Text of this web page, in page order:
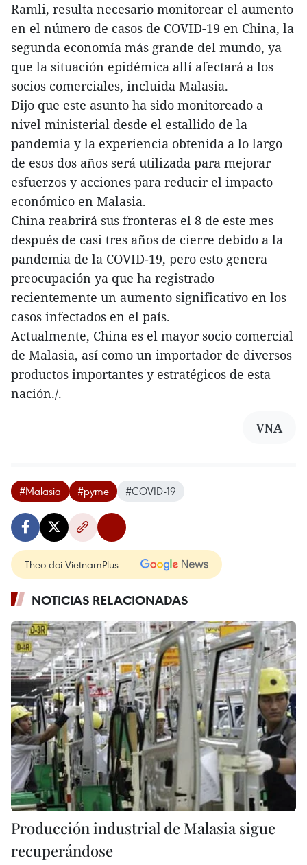
Ramli, resulta necesario monitorear el aumento
en el número de casos de COVID-19 en China, la
segunda economía más grande del mundo, ya
que la situación epidémica allí afectará a los
socios comerciales, incluida Malasia.
Dijo que este asunto ha sido monitoreado a
nivel ministerial desde el estallido de la
pandemia y la experiencia obtenida a lo largo
de esos dos años será utilizada para mejorar
esfuerzos y acciones para reducir el impacto
económico en Malasia.
China reabrirá sus fronteras el 8 de este mes
después de casi tres años de cierre debido a la
pandemia de la COVID-19, pero esto genera
preocupación ya que ha registrado
recientemente un aumento significativo en los
casos infectados en el país.
Actualmente, China es el mayor socio comercial
de Malasia, así como un importador de diversos
productos importantes y estratégicos de esta
nación./.
VNA
#Malasia #pyme #COVID-19
Theo dõi VietnamPlus
NOTICIAS RELACIONADAS
Producción industrial de Malasia sigue
recuperándose